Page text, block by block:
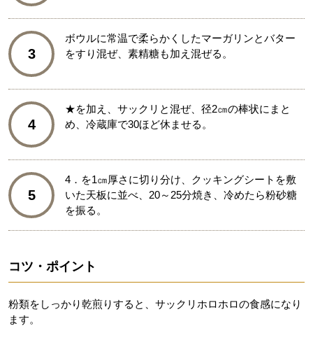
3
ボウルに常温で柔らかくしたマーガリンとバター
をすり混ぜ、素精糖も加え混ぜる。
4
★を加え、サックリと混ぜ、径2㎝の棒状にまと
め、冷蔵庫で30ほど休ませる。
5
4．を1㎝厚さに切り分け、クッキングシートを敷
いた天板に並べ、20～25分焼き、冷めたら粉砂糖
を振る。
コツ・ポイント
粉類をしっかり乾煎りすると、サックリホロホロの食感になり
ます。